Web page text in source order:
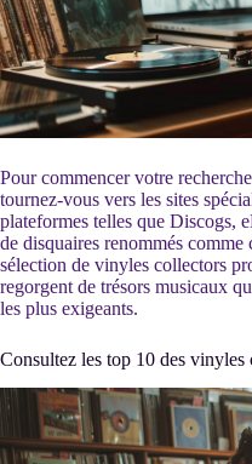
Pour commencer votre
tournez-vous vers les sites
plateformes telles que Discogs,
de disquaires renommés comme
sélection de vinyles collectors
regorgent de trésors musicaux
les plus exigeants.
Consultez les top 10 des vinyles